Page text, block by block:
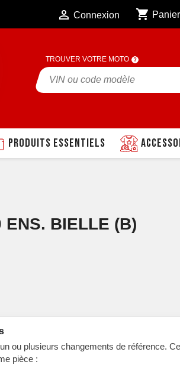
 Connexion shopping_cart Panier
TROUVER VOTRE MOTO
Produits essentiels
ENS. BIELLE (B)
ou plusieurs changements de référence.
pièce :